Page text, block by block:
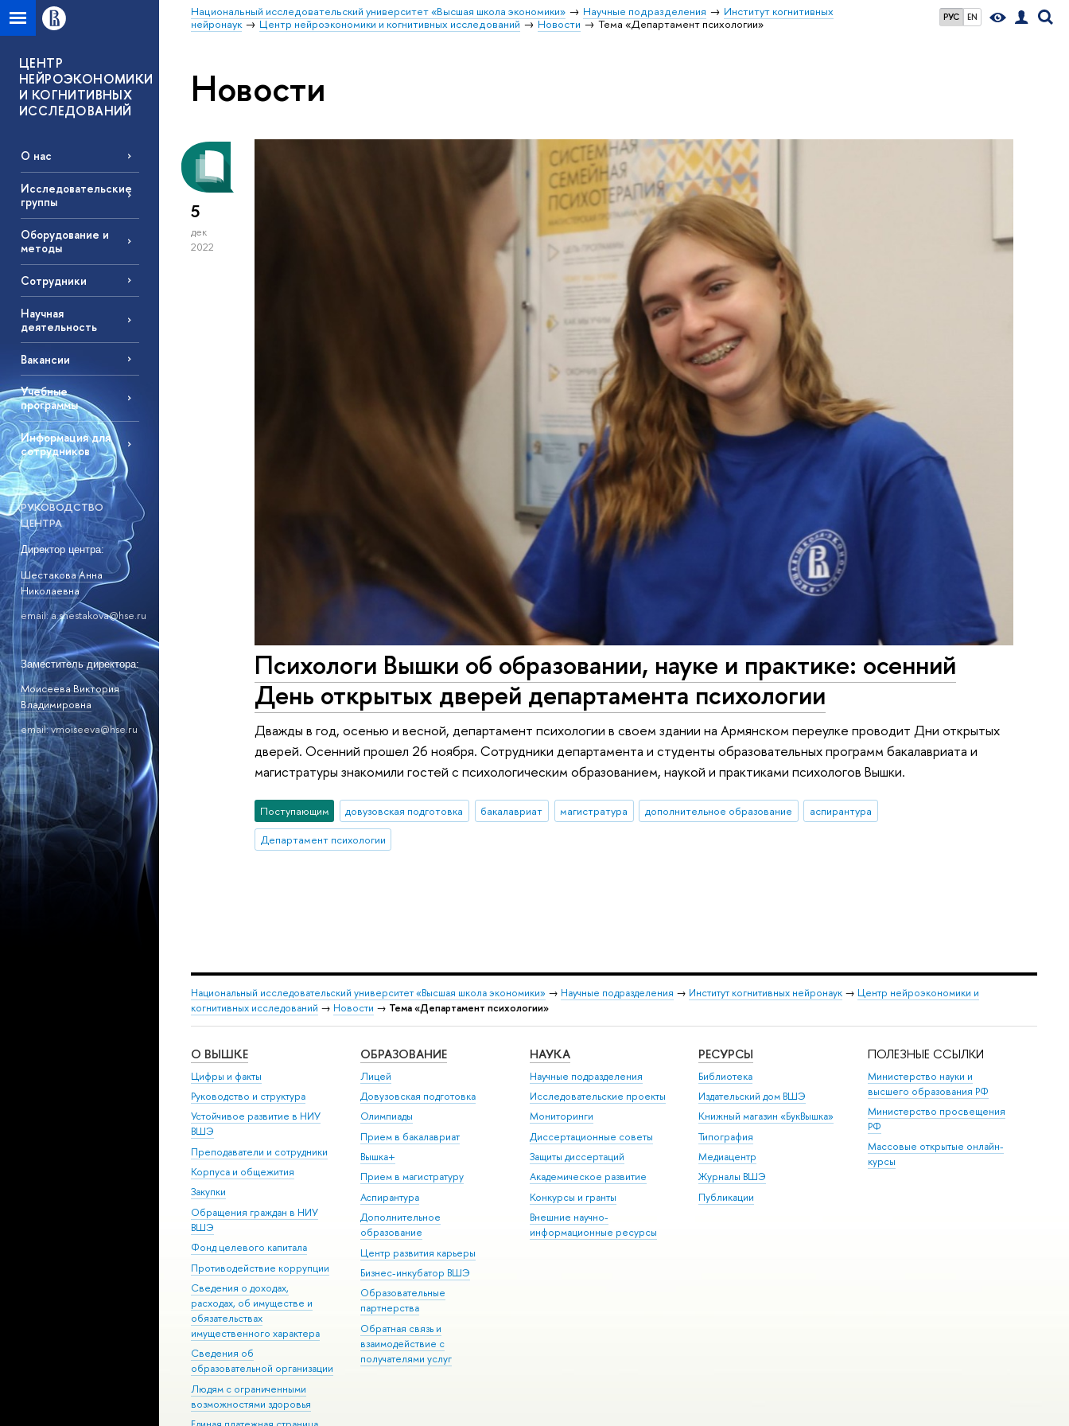
РУС EN
Национальный исследовательский университет «Высшая школа экономики» Научные подразделения
Институт когнитивных
нейронаук
Центр нейроэкономики и когнитивных исследований Новости Тема «Департамент психологии»
ЦЕНТР
НЕЙРОЭКОНОМИКИ
И КОГНИТИВНЫХ
ИССЛЕДОВАНИЙ
О нас
Исследовательские
группы
Оборудование и
методы
Сотрудники
Научная
деятельность
Вакансии
Учебные
программы
Информация для
сотрудников
РУКОВОДСТВО
ЦЕНТРА
Директор центра:
Шестакова Анна
Николаевна
email: a.shestakova@hse.ru
Заместитель директора:
Моисеева Виктория
Владимировна
email: vmoiseeva@hse.ru
Новости
5
дек
2022
Психологи Вышки об образовании, науке и практике: осенний
День открытых дверей департамента психологии
Дважды в год, осенью и весной, департамент психологии в своем здании на Армянском переулке проводит Дни открытых
дверей. Осенний прошел 26 ноября. Сотрудники департамента и студенты образовательных программ бакалавриата и
магистратуры знакомили гостей с психологическим образованием, наукой и практиками психологов Вышки.
Поступающим довузовская подготовка бакалавриат магистратура дополнительное образование
аспирантура
Департамент психологии
Национальный исследовательский университет «Высшая школа экономики» → Научные подразделения → Институт когнитивных нейронаук → Центр нейроэкономики и
когнитивных исследований → Новости → Тема «Департамент психологии»
О ВЫШКЕ
Цифры и факты
Руководство и структура
Устойчивое развитие в НИУ
ВШЭ
Преподаватели и сотрудники
Корпуса и общежития
Закупки
Обращения граждан в НИУ
ВШЭ
Фонд целевого капитала
Противодействие коррупции
Сведения о доходах,
расходах, об имуществе и
обязательствах
имущественного характера
Сведения об
образовательной организации
Людям с ограниченными
возможностями здоровья
ОБРАЗОВАНИЕ
Лицей
Довузовская подготовка
Олимпиады
Прием в бакалавриат
Вышка+
Прием в магистратуру
Аспирантура
Дополнительное
образование
Центр развития карьеры
Бизнес-инкубатор ВШЭ
Образовательные
партнерства
Обратная связь и
взаимодействие с
получателями услуг
НАУКА
Научные подразделения
Исследовательские проекты
Мониторинги
Диссертационные советы
Защиты диссертаций
Академическое развитие
Конкурсы и гранты
Внешние научно-
информационные ресурсы
РЕСУРСЫ
Библиотека
Издательский дом ВШЭ
Книжный магазин «БукВышка»
Типография
Медиацентр
Журналы ВШЭ
Публикации
ПОЛЕЗНЫЕ ССЫЛКИ
Министерство науки и
высшего образования РФ
Министерство просвещения
РФ
Массовые открытые онлайн-
курсы